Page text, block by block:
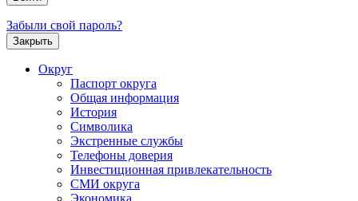
Забыли свой пароль?
Закрыть
Округ
Паспорт округа
Общая информация
История
Символика
Экстренные службы
Телефоны доверия
Инвестиционная привлекательность
СМИ округа